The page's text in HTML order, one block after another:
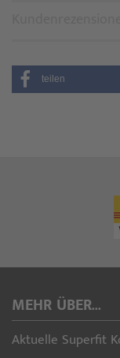
teilen
MEHR ÜBER...
Aktuelle Superfit